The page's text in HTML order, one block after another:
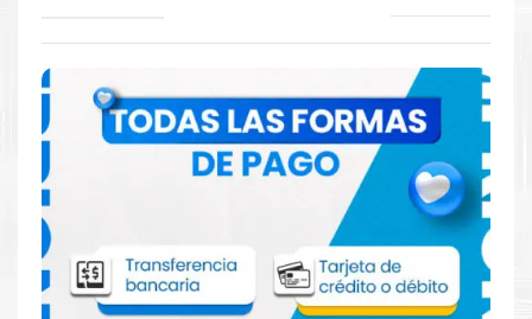
Comprar Tinta Brother BT6001BK para
impresora T300 T700w T500w T800w